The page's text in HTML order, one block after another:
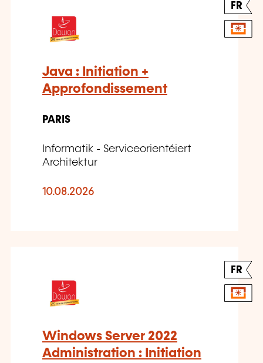
FR
Java : Initiation +
Approfondissement
PARIS
Informatik - Serviceorientéiert
Architektur
10.08.2026
FR
Windows Server 2022
Administration : Initiation